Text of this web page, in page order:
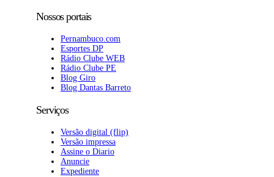
Nossos portais
Pernambuco.com
Esportes DP
Rádio Clube WEB
Rádio Clube PE
Blog Giro
Blog Dantas Barreto
Serviços
Versão digital (flip)
Versão impressa
Assine o Diario
Anuncie
Expediente